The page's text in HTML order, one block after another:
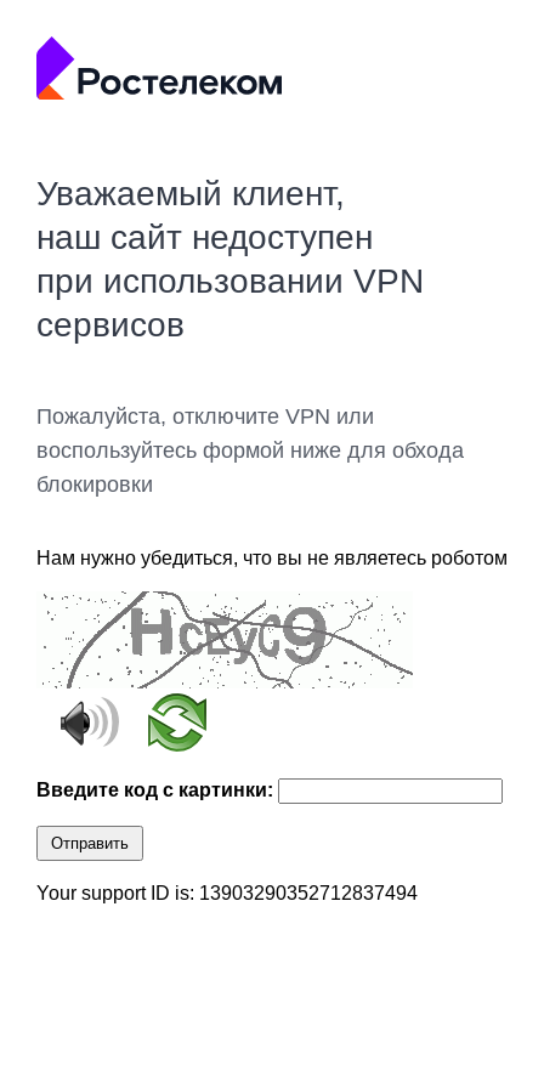
Уважаемый клиент,
наш сайт недоступен
при использовании VPN
сервисов
Пожалуйста, отключите VPN или
воспользуйтесь формой ниже для обхода
блокировки
Нам нужно убедиться, что вы не являетесь роботом
Введите код с картинки:
Отправить
Your support ID is: 13903290352712837494